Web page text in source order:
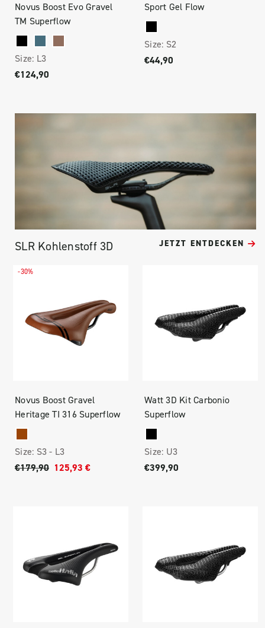
Novus Boost Evo Gravel
TM Superflow
Size: L3
€124,90
Sport Gel Flow
Size: S2
€44,90
SLR Kohlenstoff 3D JETZT ENTDECKEN
-30%
Novus Boost Gravel
Heritage TI 316 Superflow
Size: S3 - L3
€179,90 125,93 €
Watt 3D Kit Carbonio
Superflow
Size: U3
€399,90